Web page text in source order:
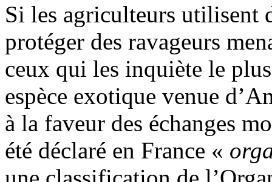
Si les agriculteurs utilisent
protéger des ravageurs
ceux qui les inquiète le
espèce exotique venue
à la faveur des échanges
été déclaré en France «